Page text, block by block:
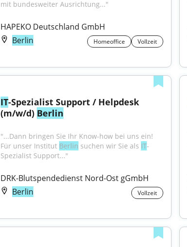
mit bundesweiter Ausrichtung..."
HAPEKO Deutschland GmbH
Berlin
Homeoffice Vollzeit
IT-Spezialist Support / Helpdesk
(m/w/d) Berlin
"...Dann bringen Sie Ihr Know-how bei uns ein!
Für unser Institut Berlin suchen wir Sie als IT-
Spezialist Support..."
DRK-Blutspendedienst Nord-Ost gGmbH
Berlin
Vollzeit